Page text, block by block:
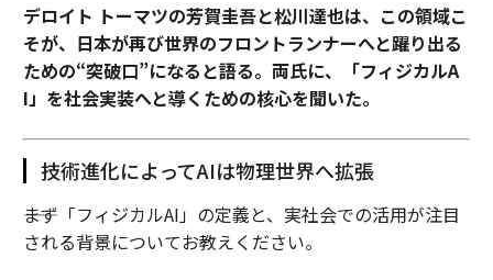
デロイト トーマツの芳賀圭吾と松川達也は、この領域こ
そが、日本が再び世界のフロントランナーへと躍り出る
ための“突破口”になると語る。両氏に、「フィジカルA
I」を社会実装へと導くための核心を聞いた。
技術進化によってAIは物理世界へ拡張
――まず「フィジカルAI」の定義と、実社会での活用が注目
される背景についてお教えください。